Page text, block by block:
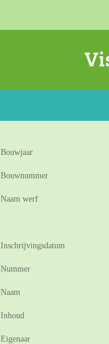
Bouwjaar
Bouwnummer
Naam werf
Inschrijvingsdatum
Nummer
Naam
Inhoud
Eigenaar